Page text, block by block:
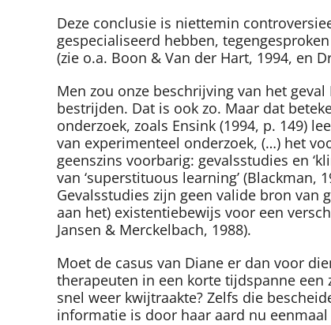
Deze conclusie is niettemin
gespecialiseerd hebben,
(zie o.a. Boon & Van der Hart, 1994, en
Men zou onze beschrijving van het
bestrijden. Dat is ook zo. Maar dat
onderzoek, zoals Ensink (1994, p. 149)
van experimenteel onderzoek, (…) het
geenszins voorbarig: gevalsstudies en
van ‘superstituous learning’
Gevalsstudies zijn geen valide bron van
aan het) existentiebewijs voor een
Jansen & Merckelbach, 1988).
Moet de casus van Diane er dan voor
therapeuten in een korte tijdspanne een
snel weer kwijtraakte? Zelfs die
informatie is door haar aard nu